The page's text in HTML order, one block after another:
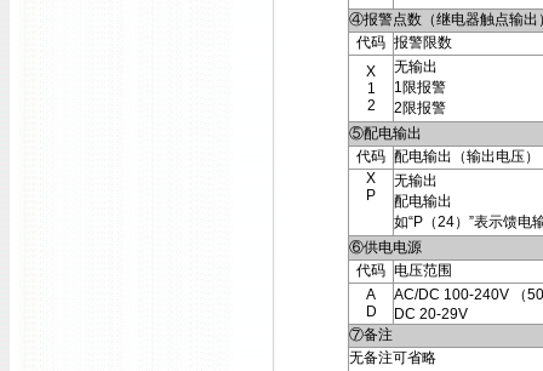
④报警点数（继电器触点输出
代码 报警限数
X
1
2
无输出
1限报警
2限报警
⑤配电输出
代码 配电输出（输出电压）
X
P
无输出
配电输出
如“P（24）”表示馈电
⑥供电电源
代码 电压范围
A
D
AC/DC 100-240V （
DC 20-29V
⑦备注
无备注可省略